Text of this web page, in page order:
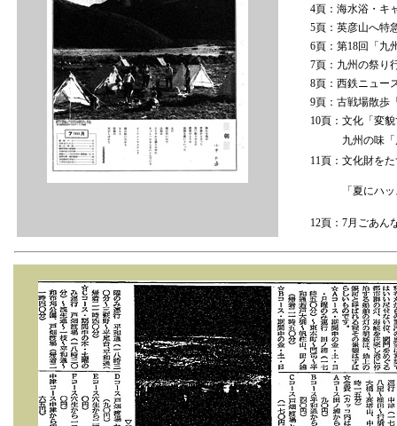
4頁：海水浴・キ
5頁：英彦山へ特
6頁：第18回「九
7頁：九州の祭り
8頁：西鉄ニュー
9頁：古戦場散歩
10頁：文化「変
九州の味「鹿
11頁：文化財を
「夏にハッス
12頁：7月ごあん